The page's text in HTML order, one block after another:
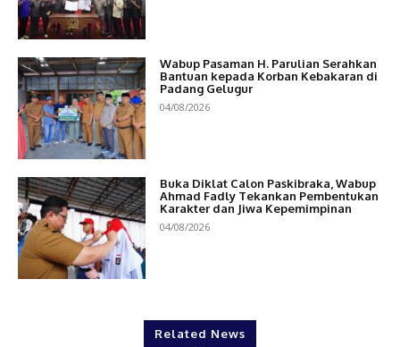
Wabup Pasaman H. Parulian Serahkan
Bantuan kepada Korban Kebakaran di
Padang Gelugur
04/08/2026
Buka Diklat Calon Paskibraka, Wabup
Ahmad Fadly Tekankan Pembentukan
Karakter dan Jiwa Kepemimpinan
04/08/2026
Related News